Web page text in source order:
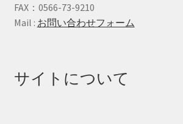
FAX：0566-73-9210
Mail : お問い合わせフォーム
サイトについて